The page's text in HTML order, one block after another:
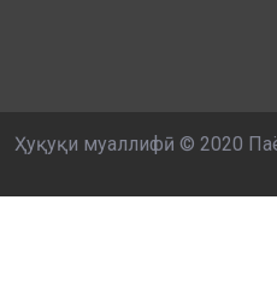
Ҳуқуқи муаллифӣ © 2020